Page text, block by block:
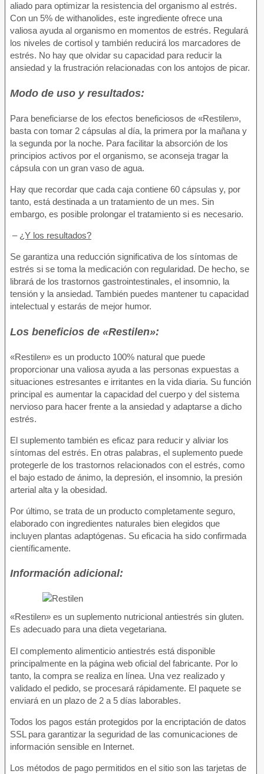
aliado para optimizar la resistencia del organismo al estrés.
Con un 5% de withanolides, este ingrediente ofrece una
valiosa ayuda al organismo en momentos de estrés. Regulará
los niveles de cortisol y también reducirá los marcadores de
estrés. No hay que olvidar su capacidad para reducir la
ansiedad y la frustración relacionadas con los antojos de picar.
Modo de uso y resultados:
Para beneficiarse de los efectos beneficiosos de «Restilen»,
basta con tomar 2 cápsulas al día, la primera por la mañana y
la segunda por la noche. Para facilitar la absorción de los
principios activos por el organismo, se aconseja tragar la
cápsula con un gran vaso de agua.
Hay que recordar que cada caja contiene 60 cápsulas y, por
tanto, está destinada a un tratamiento de un mes. Sin
embargo, es posible prolongar el tratamiento si es necesario.
– ¿Y los resultados?
Se garantiza una reducción significativa de los síntomas de
estrés si se toma la medicación con regularidad. De hecho, se
librará de los trastornos gastrointestinales, el insomnio, la
tensión y la ansiedad. También puedes mantener tu capacidad
intelectual y estarás de mejor humor.
Los beneficios de «Restilen»:
«Restilen» es un producto 100% natural que puede
proporcionar una valiosa ayuda a las personas expuestas a
situaciones estresantes e irritantes en la vida diaria. Su función
principal es aumentar la capacidad del cuerpo y del sistema
nervioso para hacer frente a la ansiedad y adaptarse a dicho
estrés.
El suplemento también es eficaz para reducir y aliviar los
síntomas del estrés. En otras palabras, el suplemento puede
protegerle de los trastornos relacionados con el estrés, como
el bajo estado de ánimo, la depresión, el insomnio, la presión
arterial alta y la obesidad.
Por último, se trata de un producto completamente seguro,
elaborado con ingredientes naturales bien elegidos que
incluyen plantas adaptógenas. Su eficacia ha sido confirmada
científicamente.
Información adicional:
«Restilen» es un suplemento nutricional antiestrés sin gluten.
Es adecuado para una dieta vegetariana.
El complemento alimenticio antiestrés está disponible
principalmente en la página web oficial del fabricante. Por lo
tanto, la compra se realiza en línea. Una vez realizado y
validado el pedido, se procesará rápidamente. El paquete se
enviará en un plazo de 2 a 5 días laborables.
Todos los pagos están protegidos por la encriptación de datos
SSL para garantizar la seguridad de las comunicaciones de
información sensible en Internet.
Los métodos de pago permitidos en el sitio son las tarjetas de